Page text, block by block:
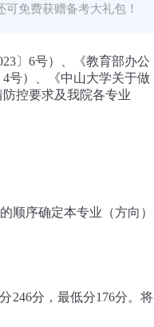
免费获赠备考大礼包！
〕6号）、《教育部办公
号）、《中山大学关于做
控要求及我院各专业
顺序确定本专业（方向）
246分，最低分176分。将